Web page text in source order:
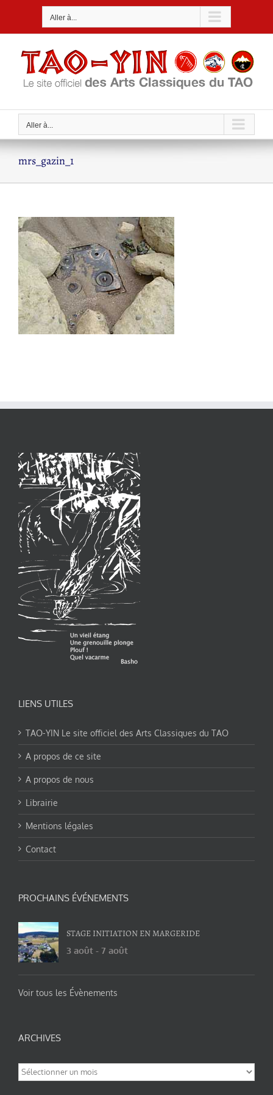
Aller à...
Aller à...
mrs_gazin_1
LIENS UTILES
TAO-YIN Le site officiel des Arts Classiques du TAO
A propos de ce site
A propos de nous
Librairie
Mentions légales
Contact
PROCHAINS ÉVÉNEMENTS
STAGE INITIATION EN MARGERIDE
3 août - 7 août
Voir tous les Évènements
ARCHIVES
Archives